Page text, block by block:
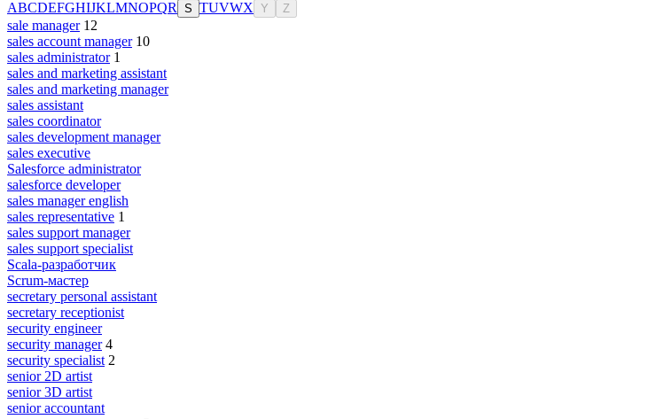
ABCDEFGHIJKLMNOPQR S TUVWX Y Z
sale manager 12
sales account manager 10
sales administrator 1
sales and marketing assistant
sales and marketing manager
sales assistant
sales coordinator
sales development manager
sales executive
Salesforce administrator
salesforce developer
sales manager english
sales representative 1
sales support manager
sales support specialist
Scala-разработчик
Scrum-мастер
secretary personal assistant
secretary receptionist
security engineer
security manager 4
security specialist 2
senior 2D artist
senior 3D artist
senior accountant